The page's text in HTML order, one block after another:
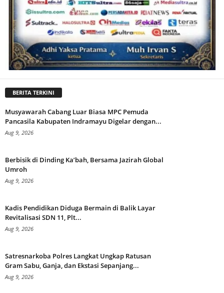
BERITA TERKINI
Musyawarah Cabang Luar Biasa MPC Pemuda
Pancasila Kabupaten Indramayu Digelar dengan...
Aug 9, 2026
Berbisik di Dinding Ka’bah, Bersama Jazirah Global
Umroh
Aug 9, 2026
Kadis Pendidikan Diduga Bermain di Balik Layar
Revitalisasi SDN 11, Plt...
Aug 9, 2026
Satresnarkoba Polres Langkat Ungkap Ratusan
Gram Sabu, Ganja, dan Ekstasi Sepanjang...
Aug 9, 2026